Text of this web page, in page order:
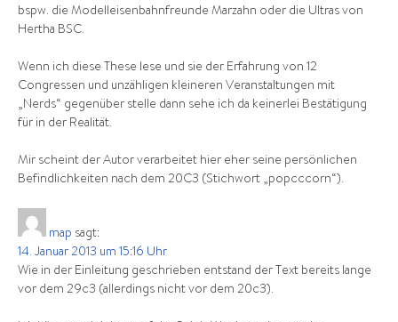
bspw. die Modelleisenbahnfreunde Marzahn oder die Ultras von
Hertha BSC.
Wenn ich diese These lese und sie der Erfahrung von 12
Congressen und unzähligen kleineren Veranstaltungen mit
„Nerds“ gegenüber stelle dann sehe ich da keinerlei Bestätigung
für in der Realität.
Mir scheint der Autor verarbeitet hier eher seine persönlichen
Befindlichkeiten nach dem 20C3 (Stichwort „popcccorn“).
map sagt:
14. Januar 2013 um 15:16 Uhr
Wie in der Einleitung geschrieben entstand der Text bereits lange
vor dem 29c3 (allerdings nicht vor dem 20c3).